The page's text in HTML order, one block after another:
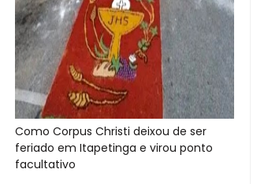
Como Corpus Christi deixou de ser
feriado em Itapetinga e virou ponto
facultativo